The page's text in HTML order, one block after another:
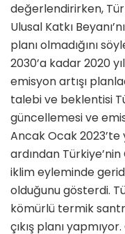
değerlendirirken,
Ulusal Katkı
planı olmadığını
2030’a kadar 2020
emisyon artışı
talebi ve beklentisi
güncellemesi ve
Ancak Ocak 2023’te
ardından
iklim eyleminde
olduğunu gösterdi.
kömürlü termik
çıkış planı